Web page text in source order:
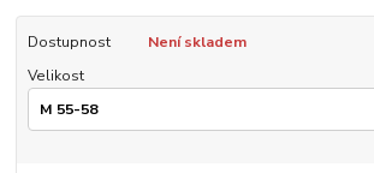
Dostupnost
Není skladem
Velikost